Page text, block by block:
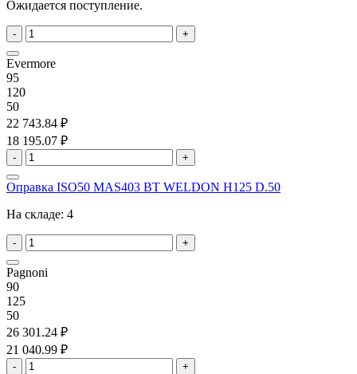
Ожидается поступление.
- +
Evermore
95
120
50
22 743.84 ₽
18 195.07 ₽
- +
Оправка ISO50 MAS403 BT WELDON H125 D.50
На складе: 4
- +
Pagnoni
90
125
50
26 301.24 ₽
21 040.99 ₽
- +